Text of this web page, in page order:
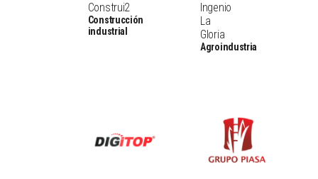
Construi2
Construcción
industrial
Ingenio
La
Gloria
Agroindustria